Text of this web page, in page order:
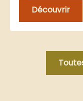
Chambre
Provence|
Cœur de la
Découvrir